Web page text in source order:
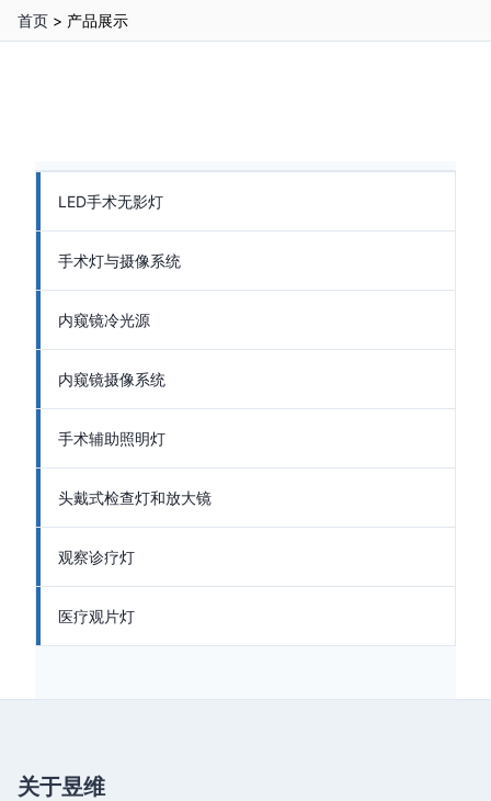
首页 > 产品展示
LED手术无影灯
手术灯与摄像系统
内窥镜冷光源
内窥镜摄像系统
手术辅助照明灯
头戴式检查灯和放大镜
观察诊疗灯
医疗观片灯
关于昱维